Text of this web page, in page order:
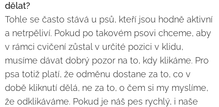
dělat?
Tohle se často stává u psů, kteří jsou hodně aktivní
a netrpěliví. Pokud po takovém psovi chceme, aby
v rámci cvičení zůstal v určité pozici v klidu,
musíme dávat dobrý pozor na to, kdy klikáme. Pro
psa totiž platí, že odměnu dostane za to, co v
době kliknutí dělá, ne za to, o čem si my myslíme,
že odklikáváme. Pokud je náš pes rychlý, i naše